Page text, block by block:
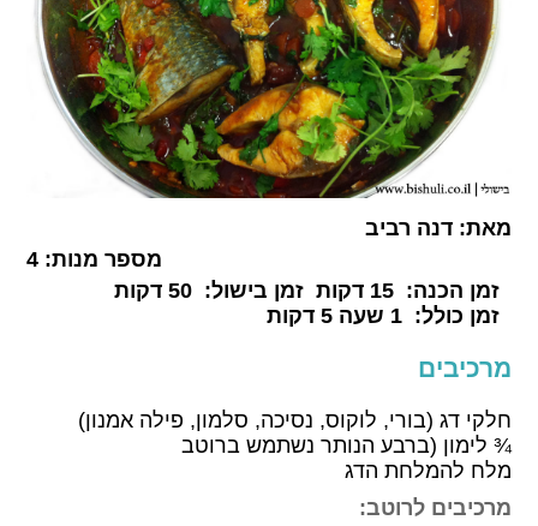
מאת:דנה רביב
מספר מנות: 4
זמן הכנה:15 דקות זמן בישול:50 דקות
זמן כולל:1 שעה 5 דקות
מרכיבים
חלקי דג (בורי, לוקוס, נסיכה, סלמון, פילה אמנון)
¾ לימון (ברבע הנותר נשתמש ברוטב
מלח להמלחת הדג
מרכיבים לרוטב: